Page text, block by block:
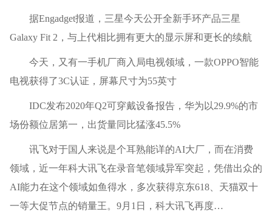
据Engadget报道，三星今天公开全新手环产品三星
Galaxy Fit 2，与上代相比拥有更大的显示屏和更长的续航
今天，又有一手机厂商入局电视领域，一款OPPO智能
电视获得了3C认证，屏幕尺寸为55英寸
IDC发布2020年Q2可穿戴设备报告，华为以29.9%的市
场份额位居第一，出货量同比猛涨45.5%
讯飞对于国人来说是个耳熟能详的AI大厂，而在消费
领域，近一年科大讯飞在录音笔领域异军突起，凭借出众的
AI能力在这个领域如鱼得水，多次获得京东618、天猫双十
一等大促节点的销量王。9月1日，科大讯飞再度…